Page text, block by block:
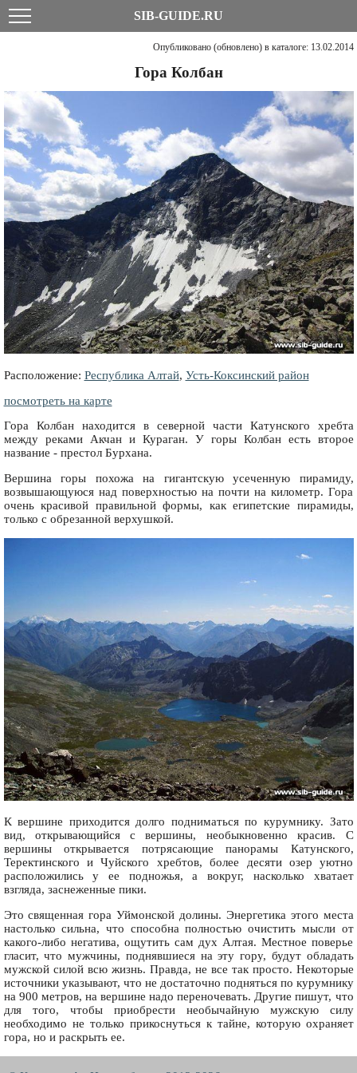
SIB-GUIDE.RU
Опубликовано (обновлено) в каталоге: 13.02.2014
Гора Колбан
Расположение: Республика Алтай, Усть-Коксинский район
посмотреть на карте
Гора Колбан находится в северной части Катунского хребта
между реками Акчан и Кураган. У горы Колбан есть второе
название - престол Бурхана.
Вершина горы похожа на гигантскую усеченную пирамиду,
возвышающуюся над поверхностью на почти на километр. Гора
очень красивой правильной формы, как египетские пирамиды,
только с обрезанной верхушкой.
К вершине приходится долго подниматься по курумнику. Зато
вид, открывающийся с вершины, необыкновенно красив. С
вершины открывается потрясающие панорамы Катунского,
Теректинского и Чуйского хребтов, более десяти озер уютно
расположились у ее подножья, а вокруг, насколько хватает
взгляда, заснеженные пики.
Это священная гора Уймонской долины. Энергетика этого места
настолько сильна, что способна полностью очистить мысли от
какого-либо негатива, ощутить сам дух Алтая. Местное поверье
гласит, что мужчины, поднявшиеся на эту гору, будут обладать
мужской силой всю жизнь. Правда, не все так просто. Некоторые
источники указывают, что не достаточно подняться по курумнику
на 900 метров, на вершине надо переночевать. Другие пишут, что
для того, чтобы приобрести необычайную мужскую силу
необходимо не только прикоснуться к тайне, которую охраняет
гора, но и раскрыть ее.